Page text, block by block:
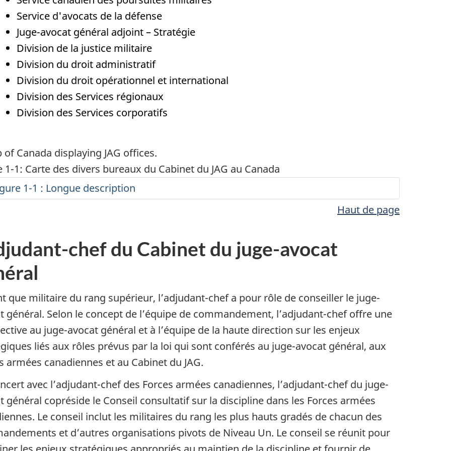
Service d'avocats de la défense
Juge-avocat général adjoint – Stratégie
Division de la justice militaire
Division du droit administratif
Division du droit opérationnel et international
Division des Services régionaux
Division des Services corporatifs
1-1: Carte des divers bureaux du Cabinet du JAG au Canada
1-1 : Longue description
Haut de page
chef du Cabinet du juge-avocat
que militaire du rang supérieur, l’adjudant-chef a pour rôle de conseiller le juge-
général. Selon le concept de l’équipe de commandement, l’adjudant-chef offre une
au juge-avocat général et à l’équipe de la haute direction sur les enjeux
liés aux rôles prévus par la loi qui sont conférés au juge-avocat général, aux
armées canadiennes et au Cabinet du JAG.
avec l’adjudant-chef des Forces armées canadiennes, l’adjudant-chef du juge-
général copréside le Conseil consultatif sur la discipline dans les Forces armées
Le conseil inclut les militaires du rang les plus hauts gradés de chacun des
et d’autres organisations pivots de Niveau Un. Le conseil se réunit pour